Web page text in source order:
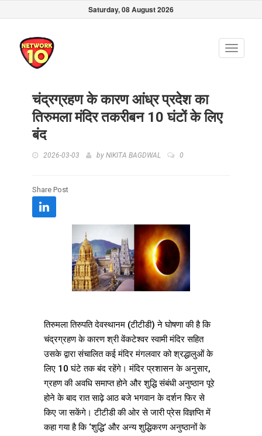
Saturday, 08 August 2026
Toggle
चंद्रग्रहण के कारण आंध्र प्रदेश का
तिरुमला मंदिर तकरीबन 10 घंटों के लिए
बंद
2026-03-03 by NIKITA BAGDWAL 0
Share Post
तिरुमला तिरुपति देवस्थानम (टीटीडी) ने घोषणा की है कि
चंद्रग्रहण के कारण श्री वेंकटेश्वर स्वामी मंदिर सहित
उसके द्वारा संचालित कई मंदिर मंगलवार को श्रद्धालुओं के
लिए 10 घंटे तक बंद रहेंगे। मंदिर प्रशासन के अनुसार,
ग्रहण की अवधि समाप्त होने और शुद्धि संबंधी अनुष्ठान पूरे
होने के बाद रात साढ़े आठ बजे भगवान के दर्शन फिर से
किए जा सकेंगे। टीटीडी की ओर से जारी प्रेस विज्ञप्ति में
कहा गया है कि ‘शुद्धि’ और अन्य शुद्धिकरण अनुष्ठानों के